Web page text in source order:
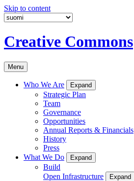
Skip to content
Creative Commons
Menu
Who We Are Expand
Strategic Plan
Team
Governance
Opportunities
Annual Reports & Financials
History
Press
What We Do
Expand
Build
Open Infrastructure
Expand